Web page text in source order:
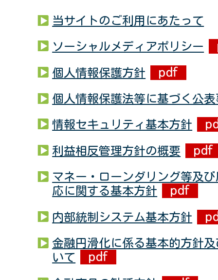
当サイトのご利用にあたって
ソーシャルメディアポリシー
個人情報保護方針
個人情報保護法等に基づく公
情報セキュリティ基本方針
利益相反管理方針の概要
マネー・ローンダリング等及
応に関する基本方針
内部統制システム基本方針
金融円滑化に係る基本的方針
いて